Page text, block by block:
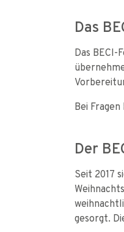
Das
Das BECI-
Bei
Der
Seit 2017
gesorgt.